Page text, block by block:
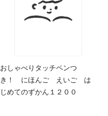
おしゃべりタッチペンつ
き！ にほんご えいご は
じめてのずかん１２００